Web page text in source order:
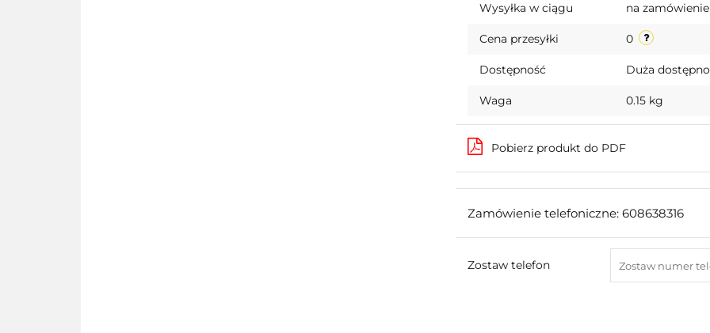
Wysyłka w ciągu na zamówienie
Cena przesyłki 0
Dostępność Duża
Waga 0.15 kg
Pobierz produkt do PDF
Zamówienie telefoniczne: 608638316
Zostaw telefon